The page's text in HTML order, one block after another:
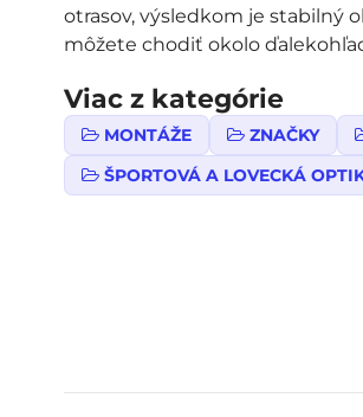
otrasov, výsledkom je stabilný
môžete chodiť okolo
Viac z kategórie
MONTÁŽE ZNAČKY
ŠPORTOVÁ A LOVECKÁ